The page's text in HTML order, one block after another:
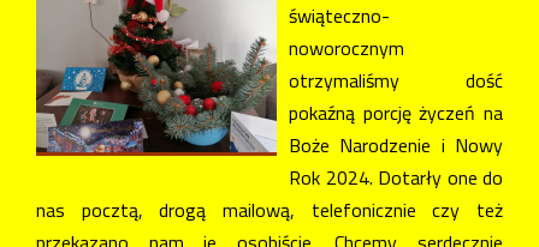
świąteczno-
noworocznym
otrzymaliśmy dość
pokaźną porcję życzeń na
Boże Narodzenie i Nowy
Rok 2024. Dotarły one do
nas pocztą, drogą mailową, telefonicznie czy też